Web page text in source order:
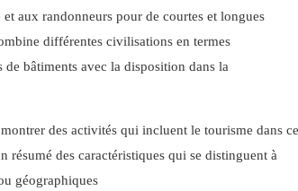
et aux randonneurs pour de courtes et longues
différentes civilisations en termes
de bâtiments avec la disposition dans la
des activités qui incluent le tourisme dans
résumé des caractéristiques qui se distinguent à
géographiques